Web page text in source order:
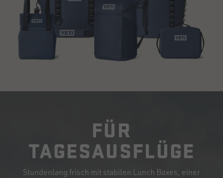
FÜR
TAGESAUSFLÜGE
Stundenlang frisch mit stabilen Lunch Boxes, einer